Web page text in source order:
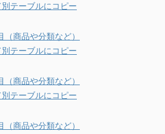
テーブルにコピー
（商品や分類など）
テーブルにコピー
（商品や分類など）
テーブルにコピー
（商品や分類など）